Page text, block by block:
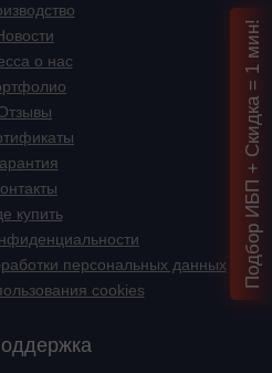
о нас
купить
персональных данных
cookies
Подбор ИБП + Скидка = 1 мин!